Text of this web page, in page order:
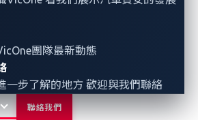
團隊最新動態
一步了解的地方 歡迎與我們聯絡
聯絡我們
護軟體定義車輛（SDV）、電
基礎設施，以及新興的
AI 應用安全。作為 Trend
勢科技⁠旗下子公司，VicOne 承